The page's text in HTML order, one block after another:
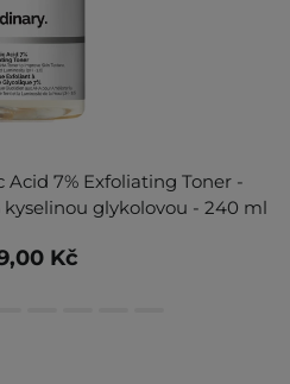
7% Exfoliating Toner -
glykolovou - 240 ml
Kč